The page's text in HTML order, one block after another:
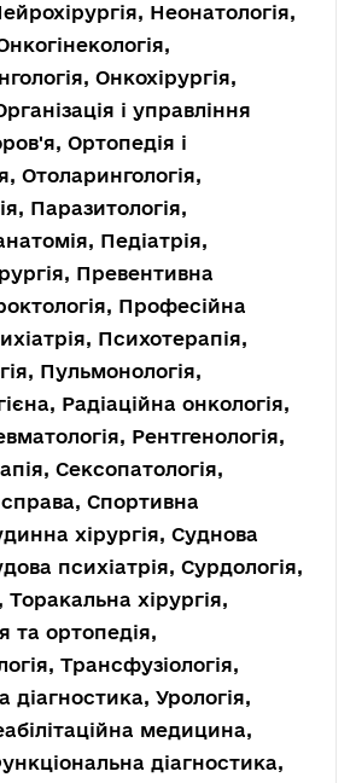
Неонатологія,
Онкохірургія,
і управління
Ортопедія і
Отоларингологія,
Паразитологія,
Педіатрія,
Превентивна
Професійна
Психотерапія,
Пульмонологія,
Радіаційна онкологія,
Рентгенологія,
Сексопатологія,
Спортивна
хірургія, Суднова
психіатрія, Сурдологія,
Торакальна хірургія,
та ортопедія,
Трансфузіологія,
діагностика, Урологія,
медицина,
діагностика,